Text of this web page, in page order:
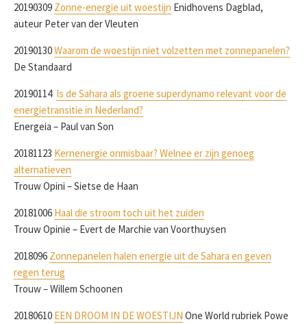
20190309 Zonne-energie uit woestijn Enidhovens Dagblad,
auteur Peter van der Vleuten
20190130Waarom de woestijn niet volzetten met zonnepanelen?
De Standaard
20190114 Is de Sahara als groene superdynamo relevant voor de
energietransitie in Nederland?
Energeia – Paul van Son
20181123 Kernenergie onmisbaar? Welnee er zijn genoeg
alternatieven
Trouw Opini – Sietse de Haan
20181006 Haal die stroom toch uit het zuiden
Trouw Opinie – Evert de Marchie van Voorthuysen
2018096 Zonnepanelen halen energie uit de Sahara en geven
regen terug
Trouw – Willem Schoonen
20180610 EEN DROOM IN DE WOESTIJN One World rubriek Powe